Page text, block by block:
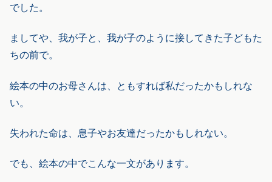
でした。
ましてや、我が子と、我が子のように接してきた子どもた
ちの前で。
絵本の中のお母さんは、ともすれば私だったかもしれな
い。
失われた命は、息子やお友達だったかもしれない。
でも、絵本の中でこんな一文があります。